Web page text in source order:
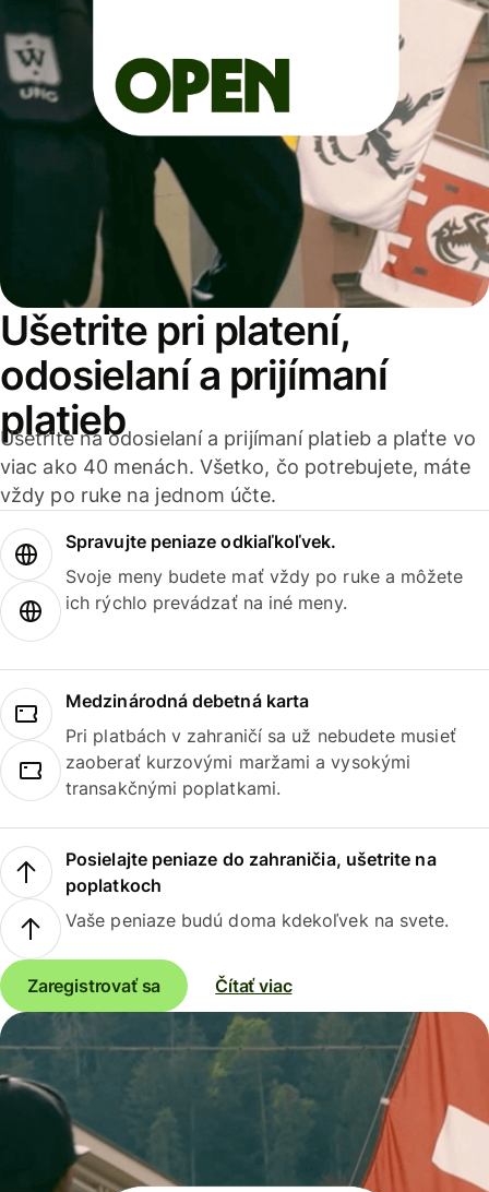
Ušetrite pri platení,
odosielaní a prijímaní
platieb
Ušetrite na odosielaní a prijímaní platieb a plaťte vo
viac ako 40 menách. Všetko, čo potrebujete, máte
vždy po ruke na jednom účte.
Spravujte peniaze odkiaľkoľvek.
Svoje meny budete mať vždy po ruke a môžete
ich rýchlo prevádzať na iné meny.
Medzinárodná debetná karta
Pri platbách v zahraničí sa už nebudete musieť
zaoberať kurzovými maržami a vysokými
transakčnými poplatkami.
Posielajte peniaze do zahraničia, ušetrite na
poplatkoch
Vaše peniaze budú doma kdekoľvek na svete.
Zaregistrovať sa Čítať viac